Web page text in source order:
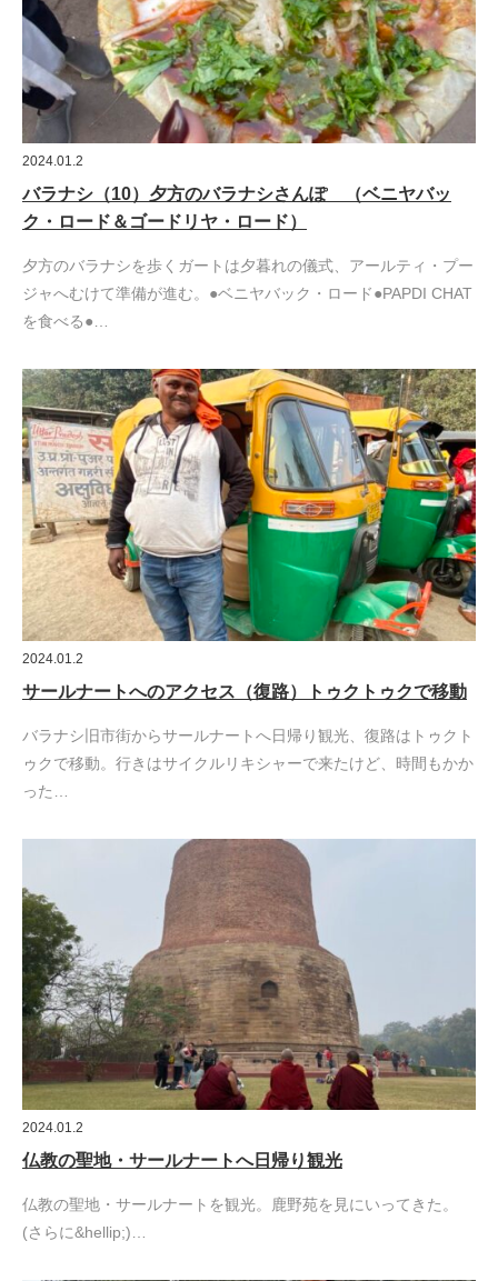
2024.01.2
バラナシ（10）夕方のバラナシさんぽ （ベニヤバッ
ク・ロード＆ゴードリヤ・ロード）
夕方のバラナシを歩くガートは夕暮れの儀式、アールティ・プー
ジャへむけて準備が進む。●ベニヤバック・ロード●PAPDI CHAT
を食べる●…
2024.01.2
サールナートへのアクセス（復路）トゥクトゥクで移動
バラナシ旧市街からサールナートへ日帰り観光、復路はトゥクト
ゥクで移動。行きはサイクルリキシャーで来たけど、時間もかか
った…
2024.01.2
仏教の聖地・サールナートへ日帰り観光
仏教の聖地・サールナートを観光。鹿野苑を見にいってきた。
(さらに&hellip;)…